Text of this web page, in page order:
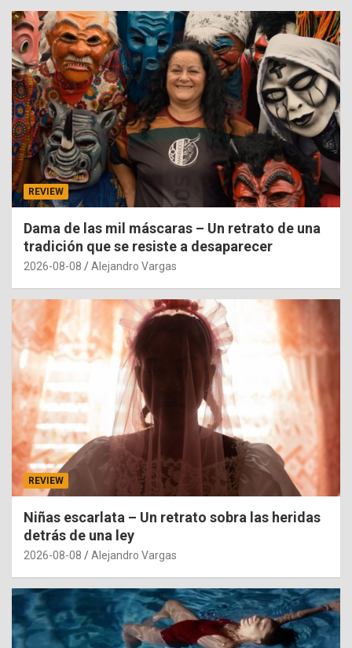
REVIEW
Dama de las mil máscaras – Un retrato de una
tradición que se resiste a desaparecer
2026-08-08 Alejandro Vargas
REVIEW
Niñas escarlata – Un retrato sobra las heridas
detrás de una ley
2026-08-08 Alejandro Vargas